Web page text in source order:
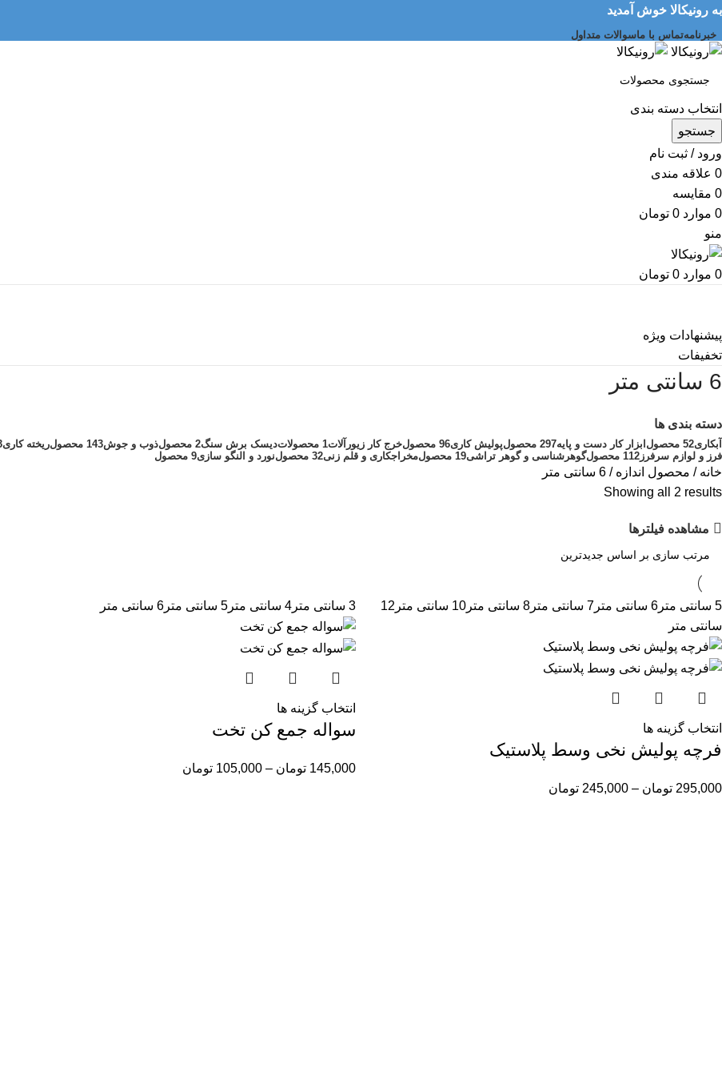
به رونیکالا خوش آمدید
خبرنامهتماس با ماسوالات متداول
انتخاب دسته بندی
جستجو
ورود / ثبت نام
0 علاقه مندی
0 مقایسه
0 موارد 0 تومان
منو
0 موارد 0 تومان
پیشنهادات ویژه
تخفیفات
6 سانتی متر
دسته بندی ها
آبکاری52 محصول ابزار کار دست و پایه297 محصول پولیش کاری96 محصول خرج کار زیورآلات1 محصولات دیسک برش سنگ2 محصول ذوب و جوش143 محصول ریخته کاری
فرز و لوازم سرفرز 112 محصول گوهرشناسی و گوهر تراشی19 محصول مخراجکاری و قلم زنی32 محصول نورد و النگو سازی9 محصول
خانه محصول اندازه 6 سانتی متر
Showing all 2 results
مشاهده فیلترها
5 سانتی متر 6 سانتی متر 7 سانتی متر 8 سانتی متر 10 سانتی متر
12
سانتی متر
انتخاب گزینه ها
فرچه پولیش نخی وسط پلاستیک
295,000 تومان –
245,000 تومان
3 سانتی متر 4 سانتی متر 5 سانتی متر 6 سانتی متر
انتخاب گزینه ها
سواله جمع کن تخت
145,000 تومان –
105,000 تومان